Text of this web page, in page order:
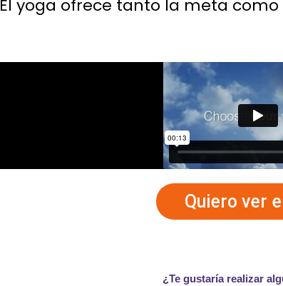
El yoga ofrece tanto la meta
Quiero ver
¿Te gustaría realizar